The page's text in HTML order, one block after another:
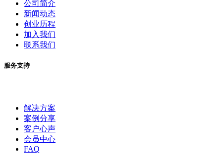
公司简介
新闻动态
创业历程
加入我们
联系我们
服务支持
解决方案
案例分享
客户心声
会员中心
FAQ